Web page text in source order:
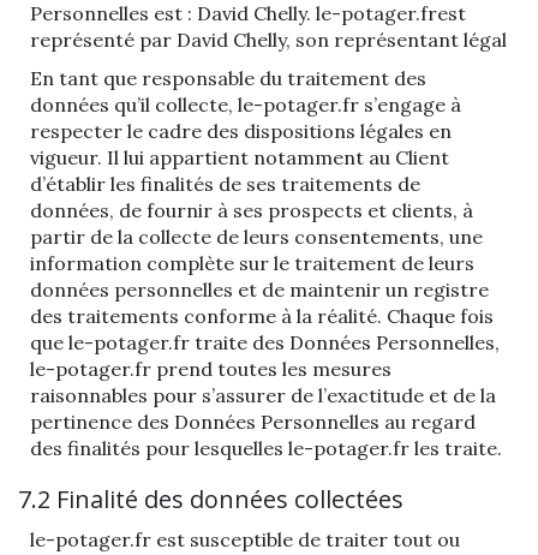
Personnelles est : David Chelly. le-potager.frest
représenté par David Chelly, son représentant légal
En tant que responsable du traitement des
données qu’il collecte, le-potager.fr s’engage à
respecter le cadre des dispositions légales en
vigueur. Il lui appartient notamment au Client
d’établir les finalités de ses traitements de
données, de fournir à ses prospects et clients, à
partir de la collecte de leurs consentements, une
information complète sur le traitement de leurs
données personnelles et de maintenir un registre
des traitements conforme à la réalité. Chaque fois
que le-potager.fr traite des Données Personnelles,
le-potager.fr prend toutes les mesures
raisonnables pour s’assurer de l’exactitude et de la
pertinence des Données Personnelles au regard
des finalités pour lesquelles le-potager.fr les traite.
7.2 Finalité des données collectées
le-potager.fr est susceptible de traiter tout ou